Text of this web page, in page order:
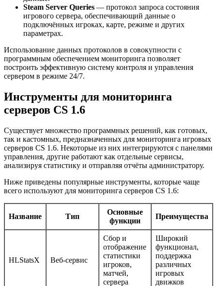
Steam Server Queries — протокол запроса состояния
игрового сервера, обеспечивающий данные о
подключённых игроках, карте, режиме и других
параметрах.
Использование данных протоколов в совокупности с
программным обеспечением мониторинга позволяет
построить эффективную систему контроля и управления
сервером в режиме 24/7.
Инструменты для мониторинга
серверов CS 1.6
Существует множество программных решений, как готовых,
так и кастомных, предназначенных для мониторинга игровых
серверов CS 1.6. Некоторые из них интегрируются с панелями
управления, другие работают как отдельные сервисы,
анализируя статистику и отправляя отчёты администратору.
Ниже приведены популярные инструменты, которые чаще
всего используют для мониторинга серверов CS 1.6:
Название Тип
Основные
функции
Преимущества
HLStatsX Веб-сервис
Сбор и
отображение
статистики
игроков,
матчей,
сервера
Широкий
функционал,
поддержка
различных
игровых
движков